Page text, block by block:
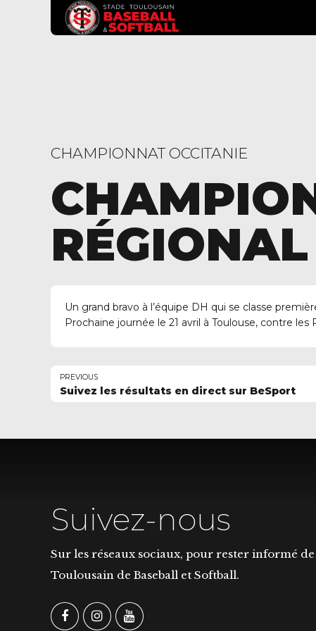
CHAMPIONNAT OCCITANIE
Un grand bravo à l’équipe DH qui se classe
Prochaine journée le 21 avril à Toulouse, contre
PREVIOUS
Suivez les résultats en direct sur BeSport
Suivez-nous
Sur les réseaux sociaux, pour rester informé
Toulousain de Baseball et Softball.